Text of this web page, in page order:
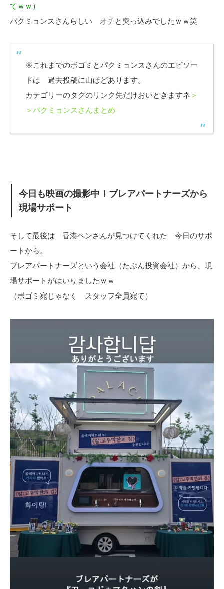
てｗｗ）
パクミョンスさんらしい オチと突っ込みでしたｗｗ笑
※これまでのボゴミとパクミョンスさんのエピソー
ドは 過去投稿に山ほどあります。
カテゴリーのタグのリンク先だけおいときますネ ＞
＞パクミョンスさんまとめ
今日も映画の撮影中！ブレアパートナーズから
現場サポート
そして最後は 香港ペンさんが見つけてくれた 今日のサポ
ートから。
ブレアパートナーズという会社（たぶん投資会社）から、現
場サポートがはいりましたｗｗ
（ボゴミ宛じゃなく スタッフ全員宛て）